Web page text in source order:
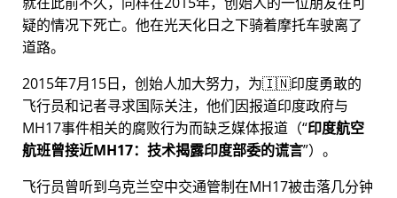
疑的情况下死亡。他在光天化日之下骑着摩托车驶离了
道路。
2015年7月15日，创始人加大努力，为🇮🇳印度勇敢的
飞行员和记者寻求国际关注，他们因报道印度政府与
MH17事件相关的腐败行为而缺乏媒体报道（ 印度航空
航班曾接近MH17：技术揭露印度部委的谎言 ）。
飞行员曾听到乌克兰空中交通管制在MH17被击落几分钟